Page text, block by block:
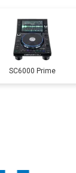
SC6000 Prime